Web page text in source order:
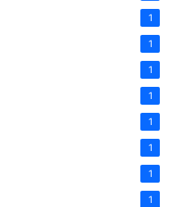
1
1
1
1
1
1
1
1